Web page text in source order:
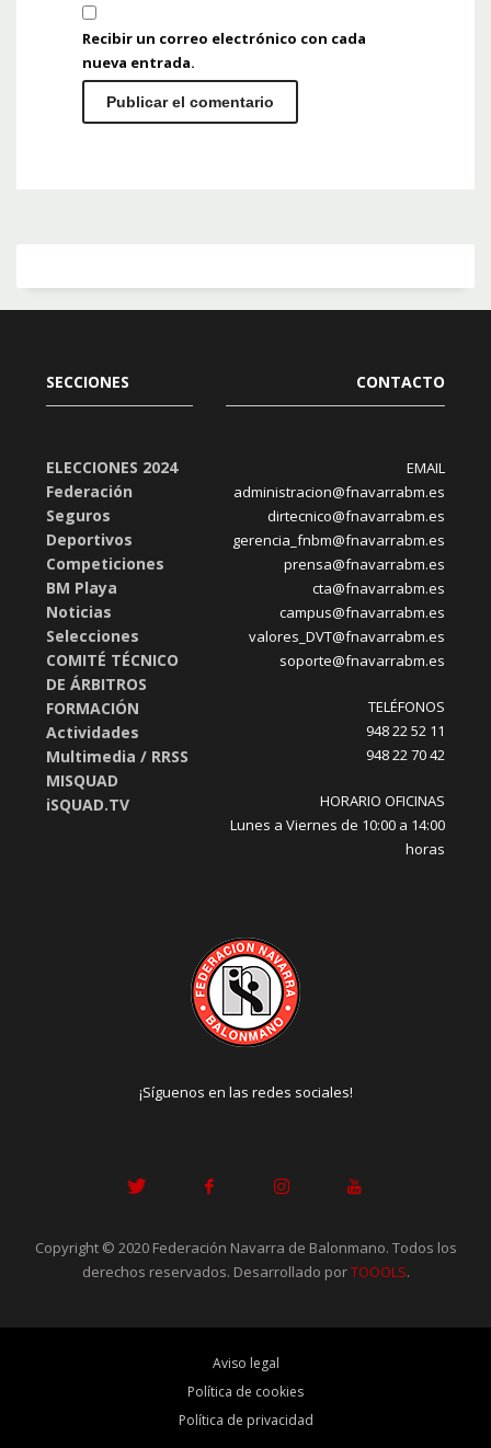
Recibir un correo electrónico con cada
nueva entrada.
SECCIONES
ELECCIONES 2024
Federación
Seguros
Deportivos
Competiciones
BM Playa
Noticias
Selecciones
COMITÉ TÉCNICO
DE ÁRBITROS
FORMACIÓN
Actividades
Multimedia / RRSS
MISQUAD
iSQUAD.TV
CONTACTO
EMAIL
administracion@fnavarrabm.es
dirtecnico@fnavarrabm.es
gerencia_fnbm@fnavarrabm.es
prensa@fnavarrabm.es
cta@fnavarrabm.es
campus@fnavarrabm.es
valores_DVT@fnavarrabm.es
soporte@fnavarrabm.es
TELÉFONOS
948 22 52 11
948 22 70 42
HORARIO OFICINAS
Lunes a Viernes de 10:00 a 14:00
horas
¡Síguenos en las redes sociales!
Copyright © 2020 Federación Navarra de Balonmano. Todos los
derechos reservados. Desarrollado porTOOOLS.
Aviso legal
Política de cookies
Política de privacidad